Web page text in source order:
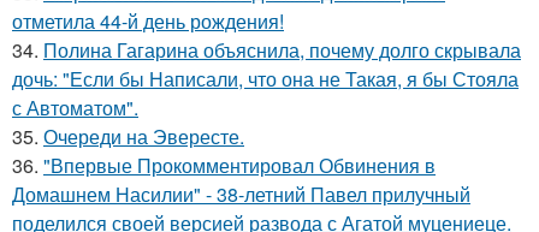
отметила 44-й день рождения!
34. Полина Гагарина объяснила, почему долго скрывала
дочь: "Если бы Написали, что она не Такая, я бы Стояла
с Автоматом".
35. Очереди на Эвересте.
36. "Впервые Прокомментировал Обвинения в
Домашнем Насилии" - 38-летний Павел прилучный
поделился своей версией развода с Агатой муцениеце.